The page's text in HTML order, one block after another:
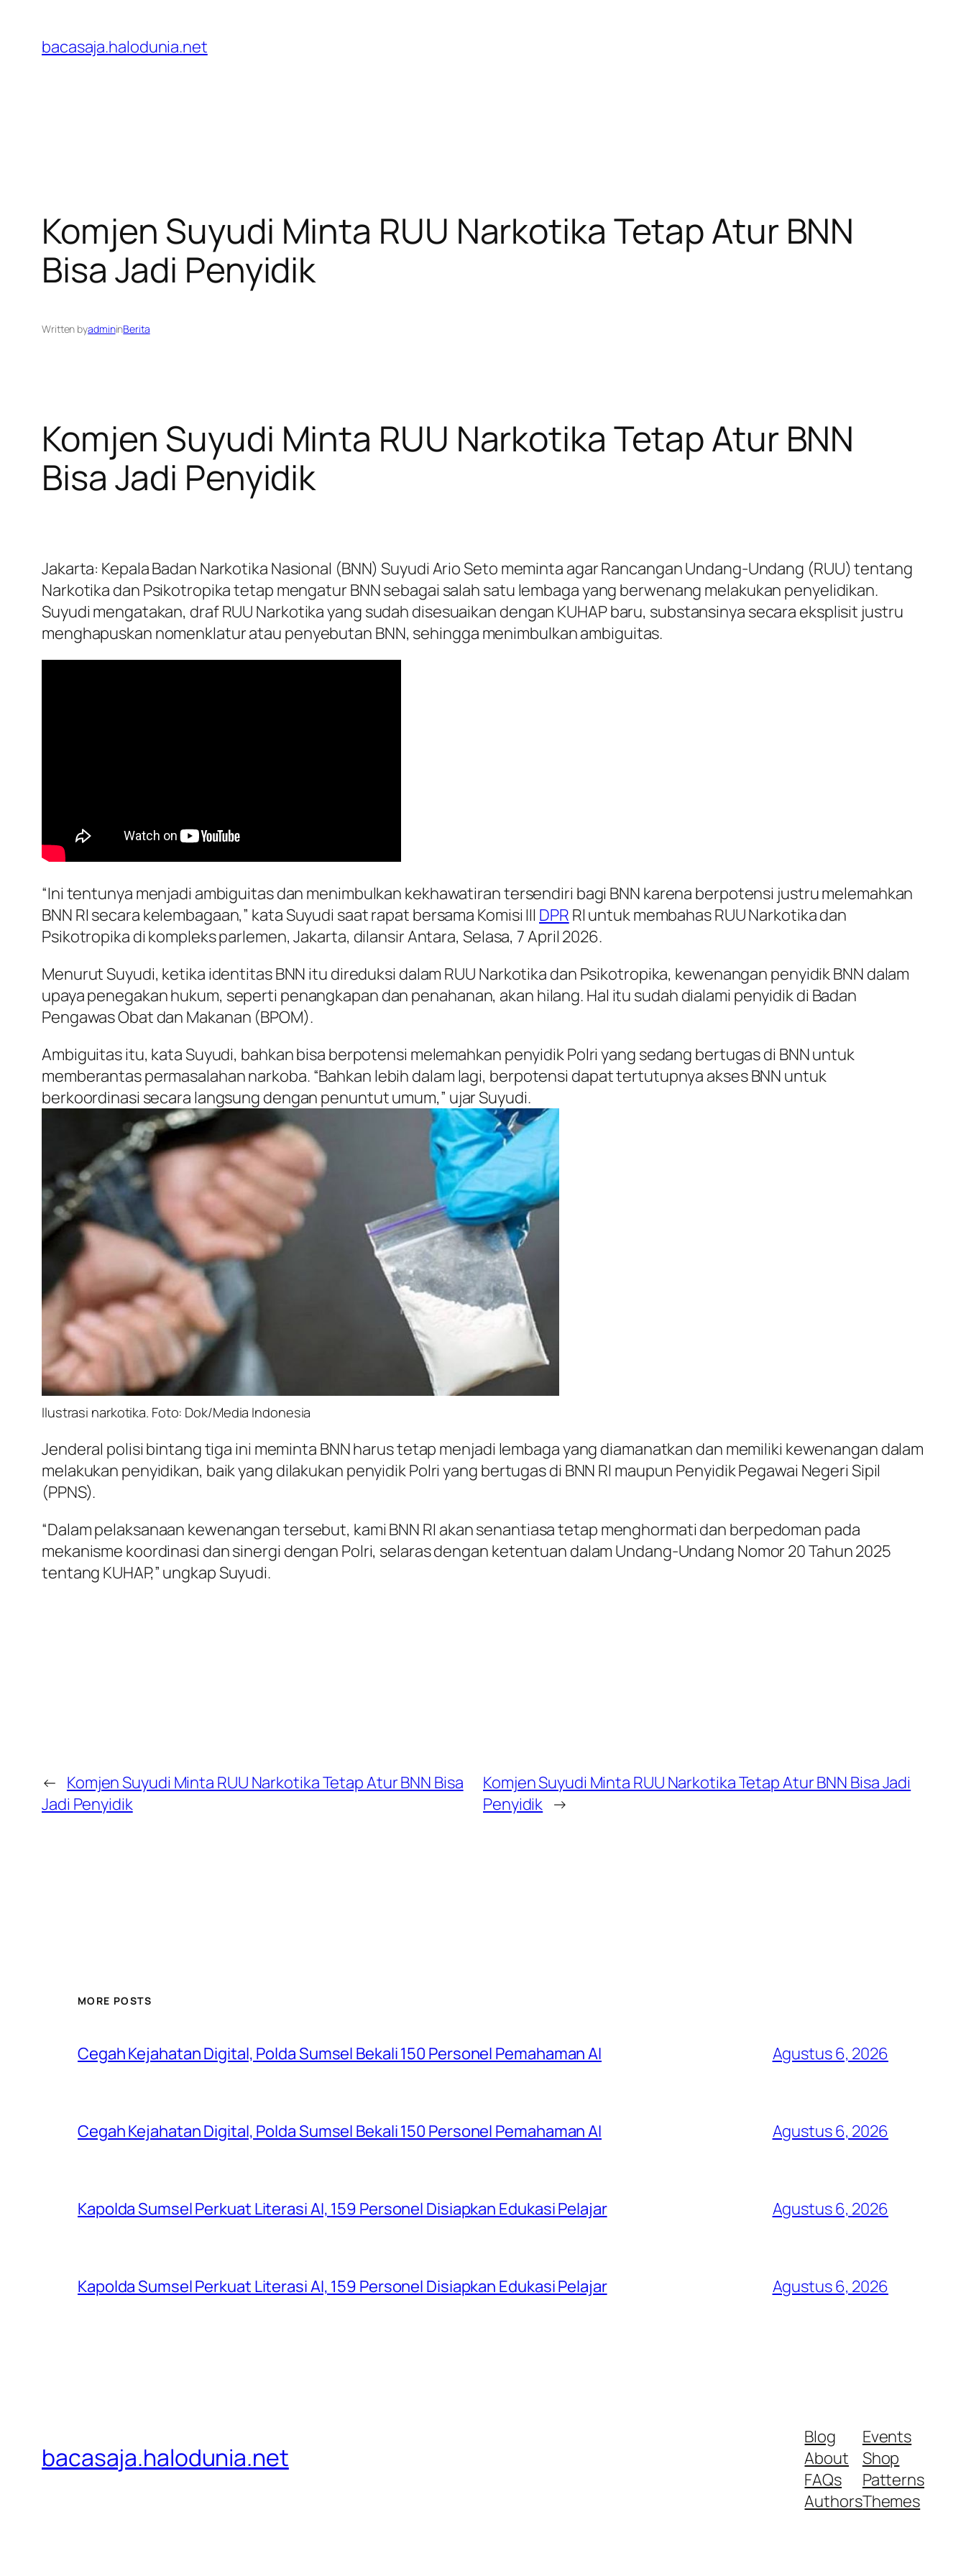
konten
bacasaja.halodunia.net
Komjen Suyudi Minta RUU Narkotika Tetap Atur BNN
Bisa Jadi Penyidik
Written byadmininBerita
Komjen Suyudi Minta RUU Narkotika Tetap Atur BNN
Bisa Jadi Penyidik
Jakarta: Kepala Badan Narkotika Nasional (BNN) Suyudi Ario Seto meminta agar Rancangan Undang-Undang (RUU) tentang
Narkotika dan Psikotropika tetap mengatur BNN sebagai salah satu lembaga yang berwenang melakukan penyelidikan.
Suyudi mengatakan, draf RUU Narkotika yang sudah disesuaikan dengan KUHAP baru, substansinya secara eksplisit justru
menghapuskan nomenklatur atau penyebutan BNN, sehingga menimbulkan ambiguitas.
“Ini tentunya menjadi ambiguitas dan menimbulkan kekhawatiran tersendiri bagi BNN karena berpotensi justru melemahkan
BNN RI secara kelembagaan,” kata Suyudi saat rapat bersama Komisi III DPR RI untuk membahas RUU Narkotika dan
Psikotropika di kompleks parlemen, Jakarta, dilansir Antara, Selasa, 7 April 2026.
Menurut Suyudi, ketika identitas BNN itu direduksi dalam RUU Narkotika dan Psikotropika, kewenangan penyidik BNN dalam
upaya penegakan hukum, seperti penangkapan dan penahanan, akan hilang. Hal itu sudah dialami penyidik di Badan
Pengawas Obat dan Makanan (BPOM).
Ambiguitas itu, kata Suyudi, bahkan bisa berpotensi melemahkan penyidik Polri yang sedang bertugas di BNN untuk
memberantas permasalahan narkoba. “Bahkan lebih dalam lagi, berpotensi dapat tertutupnya akses BNN untuk
berkoordinasi secara langsung dengan penuntut umum,” ujar Suyudi.
Ilustrasi narkotika. Foto: Dok/Media Indonesia
Jenderal polisi bintang tiga ini meminta BNN harus tetap menjadi lembaga yang diamanatkan dan memiliki kewenangan dalam
melakukan penyidikan, baik yang dilakukan penyidik Polri yang bertugas di BNN RI maupun Penyidik Pegawai Negeri Sipil
(PPNS).
“Dalam pelaksanaan kewenangan tersebut, kami BNN RI akan senantiasa tetap menghormati dan berpedoman pada
mekanisme koordinasi dan sinergi dengan Polri, selaras dengan ketentuan dalam Undang-Undang Nomor 20 Tahun 2025
tentang KUHAP,” ungkap Suyudi.
← Komjen Suyudi Minta RUU Narkotika Tetap Atur BNN Bisa
Jadi Penyidik
Komjen Suyudi Minta RUU Narkotika Tetap Atur BNN Bisa Jadi
Penyidik →
MORE POSTS
Cegah Kejahatan Digital, Polda Sumsel Bekali 150 Personel Pemahaman AI Agustus 6, 2026
Cegah Kejahatan Digital, Polda Sumsel Bekali 150 Personel Pemahaman AI Agustus 6, 2026
Kapolda Sumsel Perkuat Literasi AI, 159 Personel Disiapkan Edukasi Pelajar Agustus 6, 2026
Kapolda Sumsel Perkuat Literasi AI, 159 Personel Disiapkan Edukasi Pelajar Agustus 6, 2026
bacasaja.halodunia.net
Blog
About
FAQs
Authors
Events
Shop
Patterns
Themes